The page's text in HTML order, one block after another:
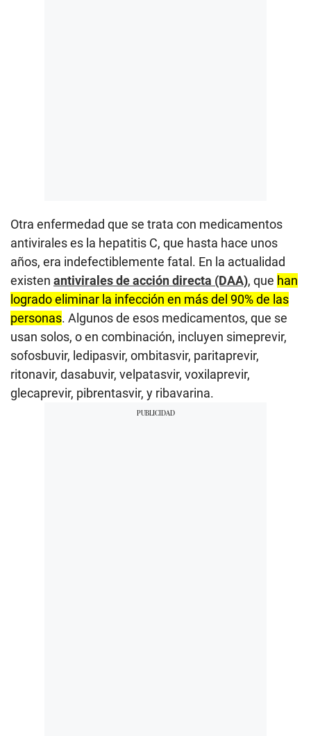
Otra enfermedad que se trata con medicamentos
antivirales es la hepatitis C, que hasta hace unos
años, era indefectiblemente fatal. En la actualidad
existen antivirales de acción directa (DAA), que han
logrado eliminar la infección en más del 90% de las
personas. Algunos de esos medicamentos, que se
usan solos, o en combinación, incluyen simeprevir,
sofosbuvir, ledipasvir, ombitasvir, paritaprevir,
ritonavir, dasabuvir, velpatasvir, voxilaprevir,
glecaprevir, pibrentasvir, y ribavarina.